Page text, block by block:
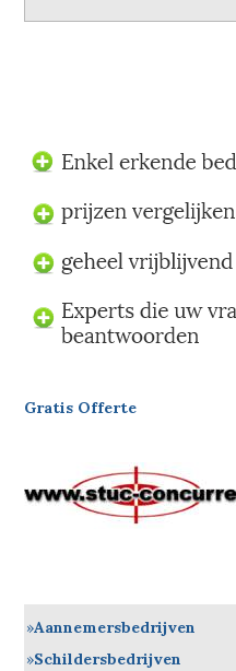
Gratis Offerte
Aannemersbedrijven
Schildersbedrijven